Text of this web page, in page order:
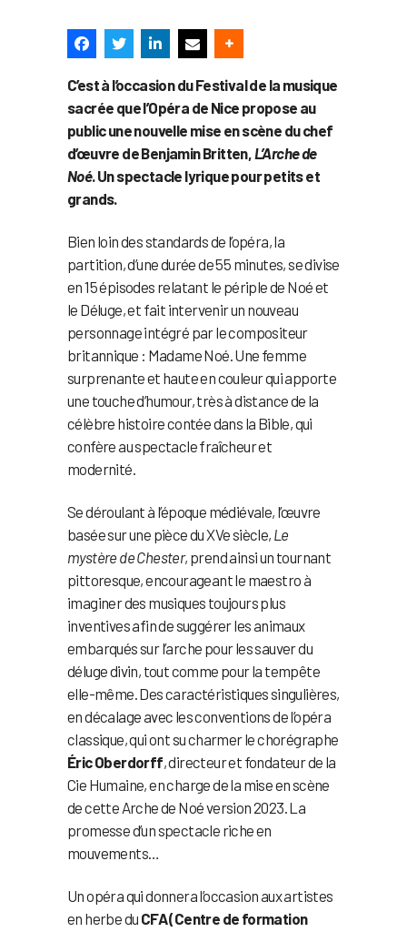
C’est à l’occasion du Festival de la musique
sacrée que l’Opéra de Nice propose au
public une nouvelle mise en scène du chef
d’œuvre de Benjamin Britten,L’Arche de
Noé. Un spectacle lyrique pour petits et
grands.
Bien loin des standards de l’opéra, la
partition, d’une durée de 55 minutes, se divise
en 15 épisodes relatant le périple de Noé et
le Déluge, et fait intervenir un nouveau
personnage intégré par le compositeur
britannique : Madame Noé. Une femme
surprenante et haute en couleur qui apporte
une touche d’humour, très à distance de la
célèbre histoire contée dans la Bible, qui
confère au spectacle fraîcheur et
modernité.
Se déroulant à l’époque médiévale, l’œuvre
basée sur une pièce du XVe siècle, Le
mystère de Chester, prend ainsi un tournant
pittoresque, encourageant le maestro à
imaginer des musiques toujours plus
inventives afin de suggérer les animaux
embarqués sur l’arche pour les sauver du
déluge divin, tout comme pour la tempête
elle-même. Des caractéristiques singulières,
en décalage avec les conventions de l’opéra
classique, qui ont su charmer le chorégraphe
Éric Oberdorff, directeur et fondateur de la
Cie Humaine, en charge de la mise en scène
de cette Arche de Noé version 2023. La
promesse d’un spectacle riche en
mouvements…
Un opéra qui donnera l’occasion aux artistes
en herbe du CFA (Centre de formation